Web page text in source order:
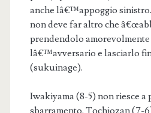
anche lâ€™appoggio
non deve far altro che
prendendolo
lâ€™avversario e lasciarlo
(sukuinage).
Iwakiyama (8-5) non riesce
sbarramento. Tochiozan (7-